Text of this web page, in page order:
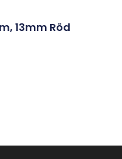
13mm Röd